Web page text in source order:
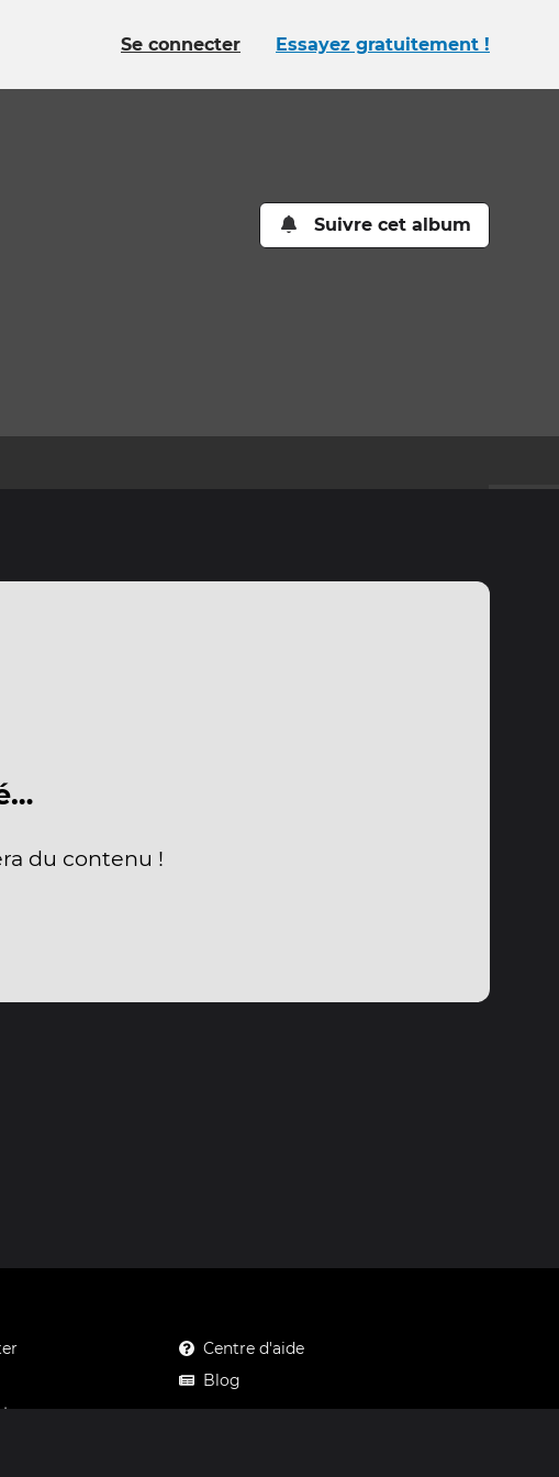
Se connecter Essayez gratuitement !
Suivre cet album
du contenu !
Centre d'aide
Blog